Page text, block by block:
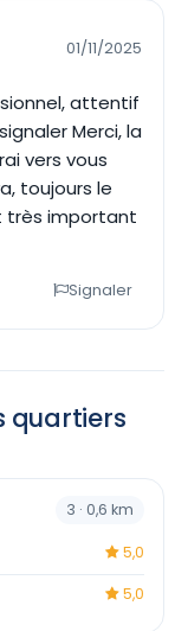
01/11/2025
attentif
Merci, la
vers vous
toujours le
très important
Signaler
quartiers
3 · 0,6 km
5,0
5,0